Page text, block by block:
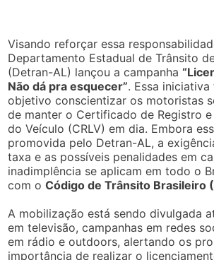
Visando reforçar essa
Departamento Estadual de Trânsito
(Detran-AL) lançou a campanha
Não dá pra esquecer”. Essa
objetivo conscientizar os motoristas
de manter o Certificado de Registro
do Veículo (CRLV) em dia. Embora
promovida pelo Detran-AL, a
taxa e as possíveis penalidades em
inadimplência se aplicam em todo o
com oCódigo de Trânsito Brasileiro
A mobilização está sendo divulgada
em televisão, campanhas em redes
em rádio e outdoors, alertando os
importância de realizar o